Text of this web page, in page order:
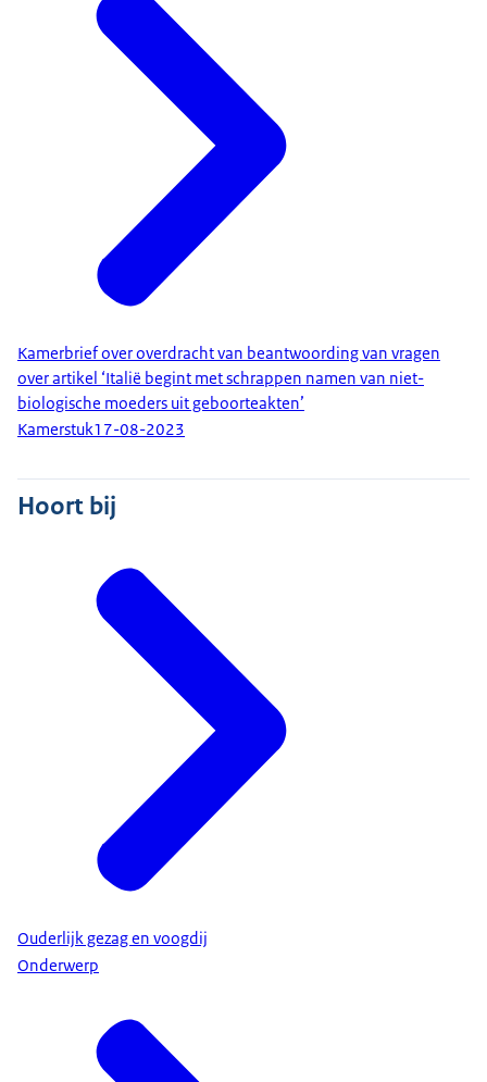
Kamerbrief over overdracht van beantwoording van vragen
over artikel ‘Italië begint met schrappen namen van niet-
biologische moeders uit geboorteakten’
Kamerstuk17-08-2023
Hoort bij
Ouderlijk gezag en voogdij
Onderwerp